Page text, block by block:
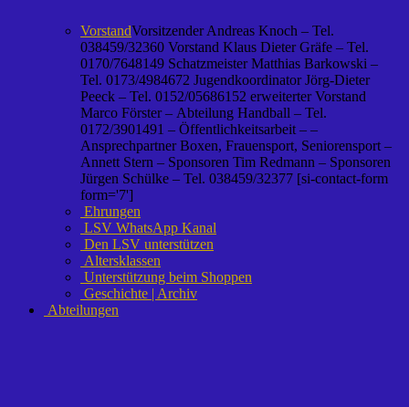
VorstandVorsitzender Andreas Knoch – Tel.
038459/32360 Vorstand Klaus Dieter Gräfe – Tel.
0170/7648149 Schatzmeister Matthias Barkowski –
Tel. 0173/4984672 Jugendkoordinator Jörg-Dieter
Peeck – Tel. 0152/05686152 erweiterter Vorstand
Marco Förster – Abteilung Handball – Tel.
0172/3901491 – Öffentlichkeitsarbeit – –
Ansprechpartner Boxen, Frauensport, Seniorensport –
Annett Stern – Sponsoren Tim Redmann – Sponsoren
Jürgen Schülke – Tel. 038459/32377 [si-contact-form
form='7']
Ehrungen
LSV WhatsApp Kanal
Den LSV unterstützen
Altersklassen
Unterstützung beim Shoppen
Geschichte | Archiv
Abteilungen